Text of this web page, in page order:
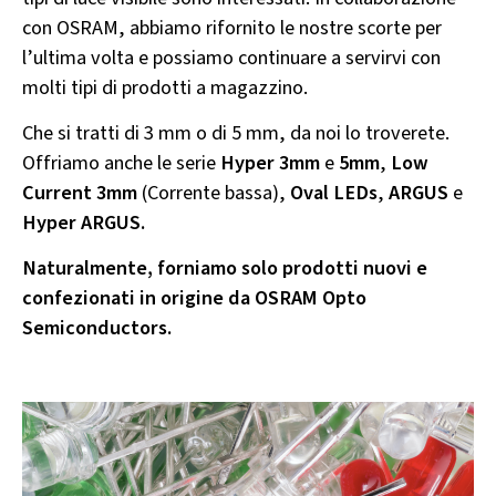
con OSRAM, abbiamo rifornito le nostre scorte per
l’ultima volta e possiamo continuare a servirvi con
molti tipi di prodotti a magazzino.
Che si tratti di 3 mm o di 5 mm, da noi lo troverete.
Offriamo anche le serie Hyper 3mme5mm, Low
Current 3mm(Corrente bassa), Oval LEDs,ARGUS e
Hyper ARGUS.
Naturalmente, forniamo solo prodotti nuovi e
confezionati in origine da OSRAM Opto
Semiconductors.